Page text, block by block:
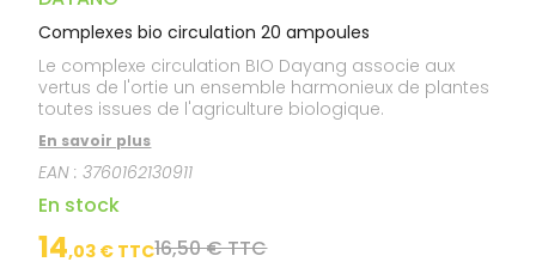
Complexes bio circulation 20 ampoules
Le complexe circulation BIO Dayang associe aux
vertus de l'ortie un ensemble harmonieux de plantes
toutes issues de l'agriculture biologique.
En savoir plus
EAN :3760162130911
En stock
14,03 € TTC16,50 € TTC